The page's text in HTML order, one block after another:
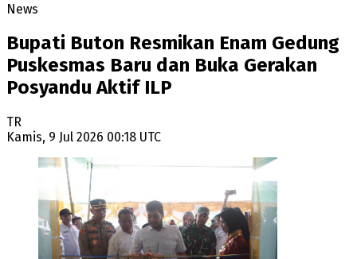
News
Bupati Buton Resmikan Enam Gedung
Puskesmas Baru dan Buka Gerakan
Posyandu Aktif ILP
TR
Kamis, 9 Jul 2026 00:18 UTC